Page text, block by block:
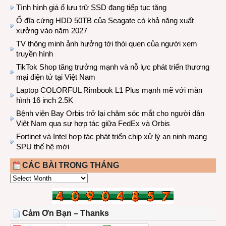
Tình hình giá ổ lưu trữ SSD đang tiếp tục tăng
Ổ đĩa cứng HDD 50TB của Seagate có khả năng xuất
xưởng vào năm 2027
TV thông minh ảnh hưởng tới thói quen của người xem
truyền hình
TikTok Shop tăng trưởng mạnh và nỗ lực phát triển thương
mại điện tử tại Việt Nam
Laptop COLORFUL Rimbook L1 Plus mạnh mẽ với màn
hình 16 inch 2.5K
Bệnh viện Bay Orbis trở lại chăm sóc mắt cho người dân
Việt Nam qua sự hợp tác giữa FedEx và Orbis
Fortinet và Intel hợp tác phát triển chip xử lý an ninh mạng
SPU thế hệ mới
CÁC BÀI TRONG THÁNG
CÁC
THÁNG
Cảm Ơn Bạn – Thanks